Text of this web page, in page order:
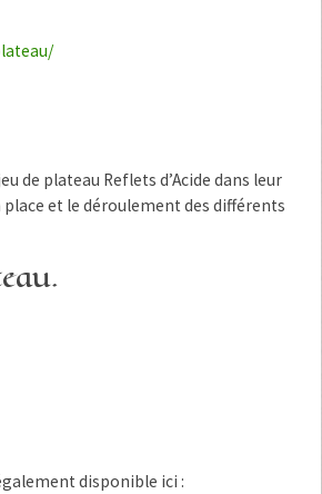
de plateau Reflets d’Acide dans leur
et le déroulement des différents
disponible ici :